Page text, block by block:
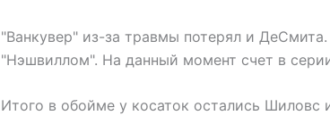
"Ванкувер" из-за травмы потерял и
"Нэшвиллом". На данный момент счет в
Итого в обойме у косаток остались